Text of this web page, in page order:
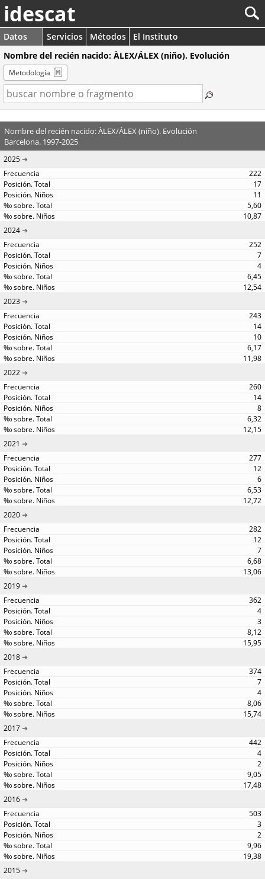
idescat
Datos Servicios Métodos
El Instituto
Nombre del recién nacido: ÀLEX/ÁLEX (niño). Evolución
Metodología
Nombre del recién nacido: ÀLEX/ÁLEX (niño). Evolución
Barcelona. 1997-2025
2025
222
17
11
5,60
10,87
2024
252
7
4
6,45
12,54
2023
243
14
10
6,17
11,98
2022
260
14
8
6,32
12,15
2021
277
12
6
6,53
12,72
2020
282
12
7
6,68
13,06
2019
362
4
3
8,12
15,95
2018
374
7
4
8,06
15,74
2017
442
4
2
9,05
17,48
2016
503
3
2
9,96
19,38
2015